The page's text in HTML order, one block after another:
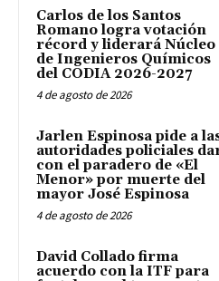
Carlos de los Santos
Romano logra votación
récord y liderará Núcleo
de Ingenieros Químicos
del CODIA 2026-2027
4 de agosto de 2026
Jarlen Espinosa pide a
autoridades policiales
con el paradero de «El
Menor» por muerte del
mayor José Espinosa
4 de agosto de 2026
David Collado firma
acuerdo con la ITF para